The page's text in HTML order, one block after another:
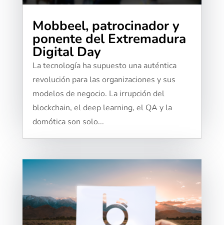
Mobbeel, patrocinador y
ponente del Extremadura
Digital Day
La tecnología ha supuesto una auténtica
revolución para las organizaciones y sus
modelos de negocio. La irrupción del
blockchain, el deep learning, el QA y la
domótica son solo...